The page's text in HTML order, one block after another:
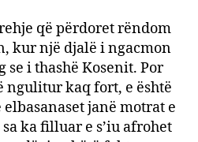
që përdoret rëndom
kur një djalë i ngacmon
se i thashë Kosenit. Por
ngulitur kaq fort, e është
janë motrat e
ka filluar e s’iu afrohet